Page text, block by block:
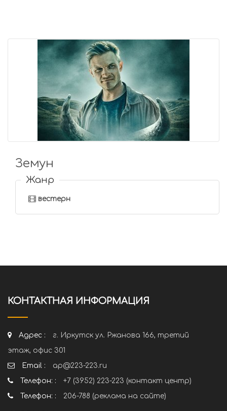
Земун
Жанр
вестерн
КОНТАКТНАЯ ИНФОРМАЦИЯ
Адрес :
г. Иркутск ул. Ржанова 166, третий
этаж, офис 301
Email :
ap@223-223.ru
Телефон: :
+7 (3952) 223-223 (контакт центр)
Телефон: :
206-788 (реклама на сайте)